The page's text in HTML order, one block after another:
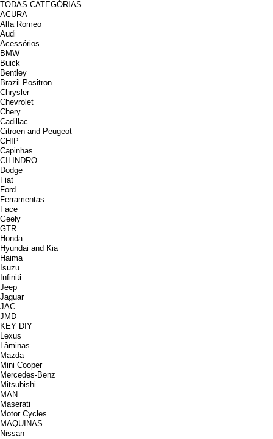
TODAS CATEGÓRIAS
ACURA
Alfa Romeo
Audi
Acessórios
BMW
Buick
Bentley
Brazil Positron
Chrysler
Chevrolet
Chery
Cadillac
Citroen and Peugeot
CHIP
Capinhas
CILINDRO
Dodge
Fiat
Ford
Ferramentas
Face
Geely
GTR
Honda
Hyundai and Kia
Haima
Isuzu
Infiniti
Jeep
Jaguar
JAC
JMD
KEY DIY
Lexus
Lâminas
Mazda
Mini Cooper
Mercedes-Benz
Mitsubishi
MAN
Maserati
Motor Cycles
MAQUINAS
Nissan